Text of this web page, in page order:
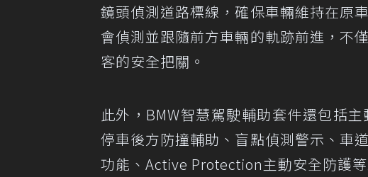
鏡頭偵測道路標線，確保車輛維持在原
會偵測並跟隨前方車輛的軌跡前進，不
客的安全把關。
此外，BMW智慧駕駛輔助套件還包括
停車後方防撞輔助、盲點偵測警示、車
功能、Active Protection主動安全防護